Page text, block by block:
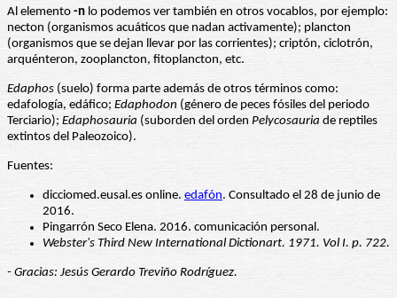
Al elemento -n lo podemos ver también en otros vocablos, por ejemplo:
necton (organismos acuáticos que nadan activamente); plancton
(organismos que se dejan llevar por las corrientes); criptón, ciclotrón,
arquénteron, zooplancton, fitoplancton, etc.
Edaphos (suelo) forma parte además de otros términos como:
edafología, edáfico; Edaphodon (género de peces fósiles del periodo
Terciario); Edaphosauria (suborden del orden Pelycosauria de reptiles
extintos del Paleozoico).
Fuentes:
dicciomed.eusal.es online. edafón. Consultado el 28 de junio de
2016.
Pingarrón Seco Elena. 2016. comunicación personal.
Webster's Third New International Dictionart. 1971. Vol I. p. 722.
- Gracias: Jesús Gerardo Treviño Rodríguez.